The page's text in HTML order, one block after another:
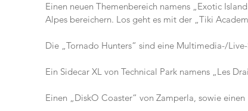
Einen neuen Themenbereich namens „Exotic
Alpes bereichern. Los geht es mit der „Tiki
Die „Tornado Hunters“ sind eine Multimedia-/
Ein Sidecar XL von Technical Park namens „Les
Einen „DiskO Coaster“ von Zamperla, sowie